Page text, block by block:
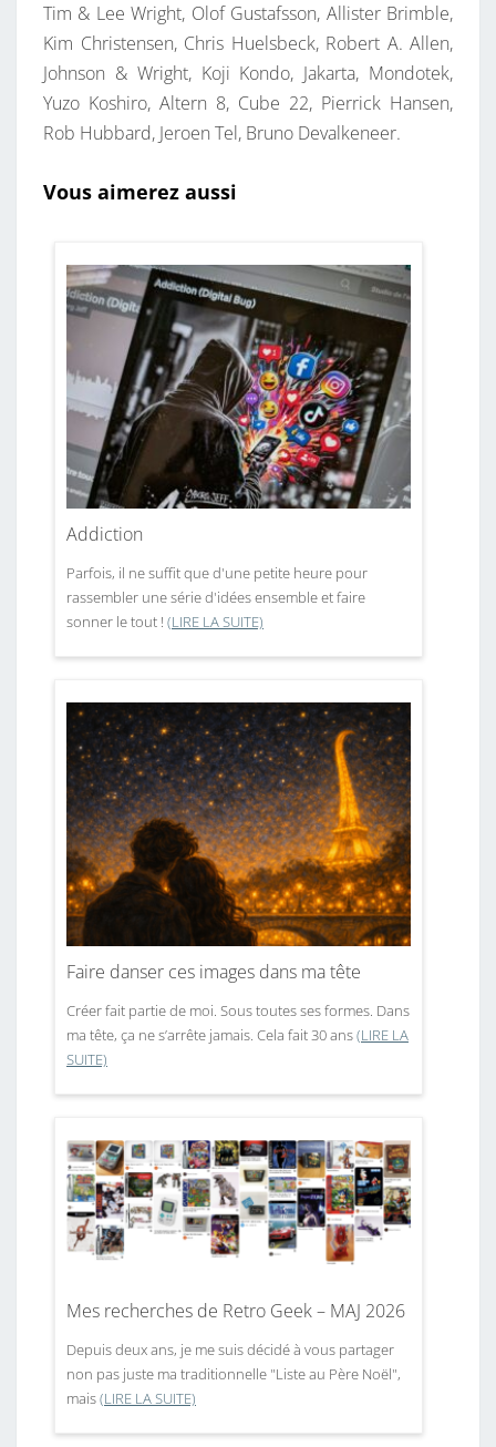
Tim & Lee Wright, Olof Gustafsson, Allister Brimble,
Kim Christensen, Chris Huelsbeck, Robert A. Allen,
Johnson & Wright, Koji Kondo, Jakarta, Mondotek,
Yuzo Koshiro, Altern 8, Cube 22, Pierrick Hansen,
Rob Hubbard, Jeroen Tel, Bruno Devalkeneer.
Vous aimerez aussi
Addiction
Parfois, il ne suffit que d'une petite heure pour
rassembler une série d'idées ensemble et faire
sonner le tout ! (LIRE LA SUITE)
Faire danser ces images dans ma tête
Créer fait partie de moi. Sous toutes ses formes. Dans
ma tête, ça ne s’arrête jamais. Cela fait 30 ans(LIRE LA
SUITE)
Mes recherches de Retro Geek – MAJ 2026
Depuis deux ans, je me suis décidé à vous partager
non pas juste ma traditionnelle "Liste au Père Noël",
mais(LIRE LA SUITE)